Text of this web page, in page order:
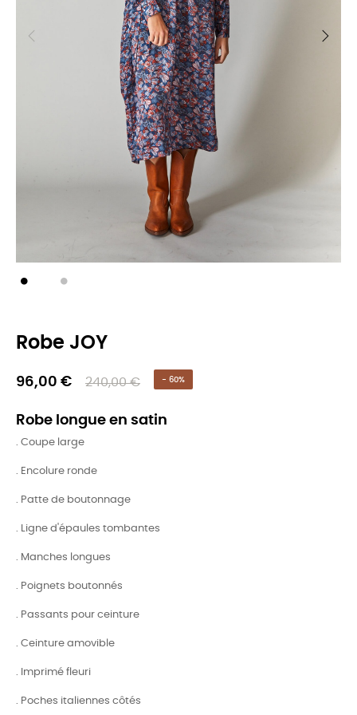
Robe JOY
96,00 € 240,00 € - 60%
Robe longue en satin
. Coupe large
. Encolure ronde
. Patte de boutonnage
. Ligne d'épaules tombantes
. Manches longues
. Poignets boutonnés
. Passants pour ceinture
. Ceinture amovible
. Imprimé fleuri
. Poches italiennes côtés